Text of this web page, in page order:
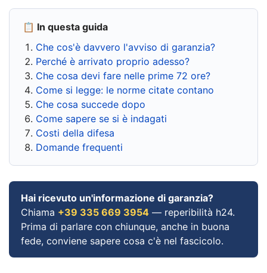
📋 In questa guida
Che cos'è davvero l'avviso di garanzia?
Perché è arrivato proprio adesso?
Che cosa devi fare nelle prime 72 ore?
Come si legge: le norme citate contano
Che cosa succede dopo
Come sapere se si è indagati
Costi della difesa
Domande frequenti
Hai ricevuto un'informazione di garanzia?
Chiama +39 335 669 3954 — reperibilità h24.
Prima di parlare con chiunque, anche in buona
fede, conviene sapere cosa c'è nel fascicolo.